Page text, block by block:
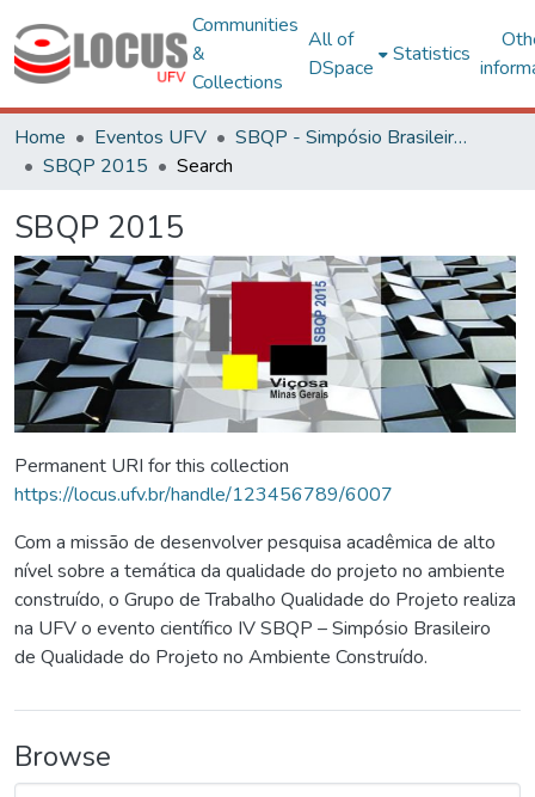
Communities
&
Collections
All of
DSpace
Statistics
Home Eventos UFV
SBQP - Simpósio Brasileiro de Qualidade do Projeto no Ambiente Construído
SBQP 2015
Search
SBQP 2015
Permanent URI for this collection
https://locus.ufv.br/handle/123456789/6007
Com a missão de desenvolver pesquisa acadêmica de alto
nível sobre a temática da qualidade do projeto no ambiente
construído, o Grupo de Trabalho Qualidade do Projeto realiza
na UFV o evento científico IV SBQP – Simpósio Brasileiro
de Qualidade do Projeto no Ambiente Construído.
Browse